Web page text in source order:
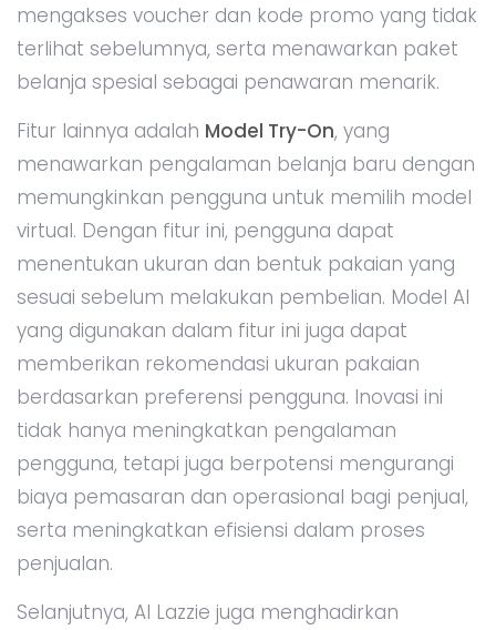
mengakses voucher dan kode promo yang tidak
terlihat sebelumnya, serta menawarkan paket
belanja spesial sebagai penawaran menarik.
Fitur lainnya adalah Model Try-On, yang
menawarkan pengalaman belanja baru dengan
memungkinkan pengguna untuk memilih model
virtual. Dengan fitur ini, pengguna dapat
menentukan ukuran dan bentuk pakaian yang
sesuai sebelum melakukan pembelian. Model AI
yang digunakan dalam fitur ini juga dapat
memberikan rekomendasi ukuran pakaian
berdasarkan preferensi pengguna. Inovasi ini
tidak hanya meningkatkan pengalaman
pengguna, tetapi juga berpotensi mengurangi
biaya pemasaran dan operasional bagi penjual,
serta meningkatkan efisiensi dalam proses
penjualan.
Selanjutnya, AI Lazzie juga menghadirkan